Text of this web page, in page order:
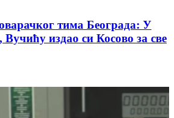
тима Београда: У
Вучићу издао си Косово за све